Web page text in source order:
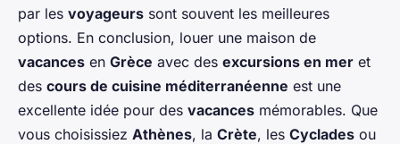
par les voyageurs sont souvent les meilleures
options. En conclusion, louer une maison de
vacances en Grèce avec des excursions en mer et
des cours de cuisine méditerranéenne est une
excellente idée pour des vacances mémorables. Que
vous choisissiez Athènes, la Crète, les Cyclades ou